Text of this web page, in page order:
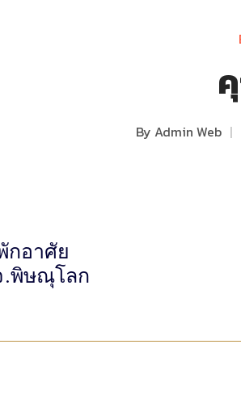
By Admin Web |
กอาศัย
.พิษณุโลก